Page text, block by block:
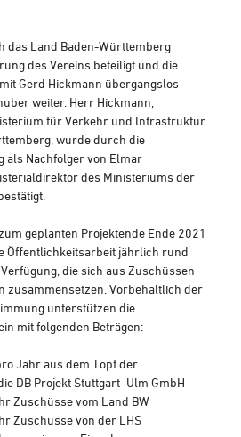
das Land Baden-Württemberg
des Vereins beteiligt und die
Gerd Hickmann übergangslos
weiter. Herr Hickmann,
für Verkehr und Infrastruktur
wurde durch die
als Nachfolger von Elmar
des Ministeriums der
geplanten Projektende Ende 2021
Öffentlichkeitsarbeit jährlich rund
die sich aus Zuschüssen
zusammensetzen. Vorbehaltlich der
unterstützen die
mit folgenden Beträgen:
Jahr aus dem Topf der
DB Projekt Stuttgart–Ulm GmbH
Zuschüsse vom Land BW
Zuschüsse von der LHS